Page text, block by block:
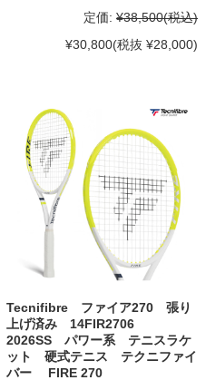
定価: ¥38,500(税込)
¥30,800(税抜 ¥28,000)
Tecnifibre ファイア270 張り
上げ済み 14FIR2706
2026SS パワー系 テニスラケ
ット 硬式テニス テクニファイ
バー FIRE 270